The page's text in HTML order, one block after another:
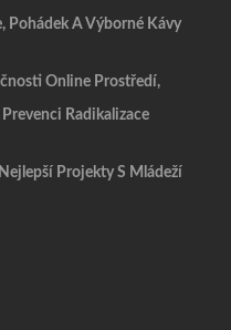
Pohádek A Výborné Kávy
Online Prostředí,
Radikalizace
Projekty S Mládeží